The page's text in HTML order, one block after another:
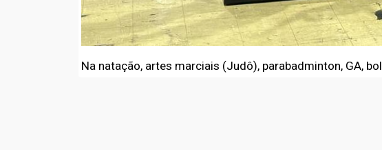
Na natação, artes marciais (Judô), parabadminton, GA,